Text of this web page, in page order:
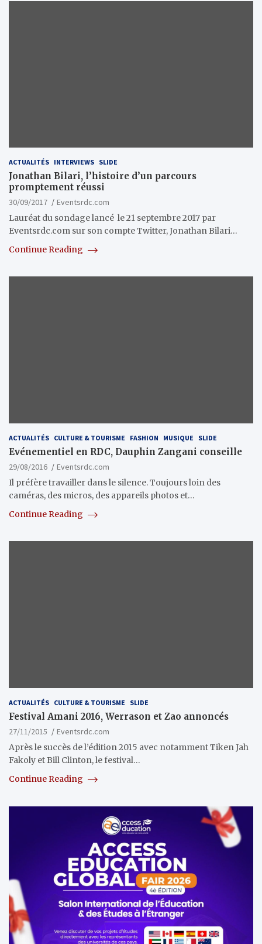
ACTUALITÉS INTERVIEWS SLIDE
Jonathan Bilari, l’histoire d’un parcours
promptement réussi
30/09/2017
Eventsrdc.com
Lauréat du sondage lancé le 21 septembre 2017 par
Eventsrdc.com sur son compte Twitter, Jonathan Bilari…
Continue Reading
ACTUALITÉS CULTURE & TOURISME FASHION MUSIQUE SLIDE
Evénementiel en RDC, Dauphin Zangani conseille
29/08/2016
Eventsrdc.com
Il préfère travailler dans le silence. Toujours loin des
caméras, des micros, des appareils photos et…
Continue Reading
ACTUALITÉS CULTURE & TOURISME SLIDE
Festival Amani 2016, Werrason et Zao annoncés
27/11/2015
Eventsrdc.com
Après le succès de l’édition 2015 avec notamment Tiken Jah
Fakoly et Bill Clinton, le festival…
Continue Reading